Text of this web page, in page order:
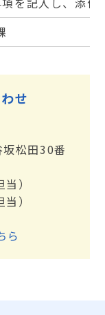
せ
松田30番
）
）
ら